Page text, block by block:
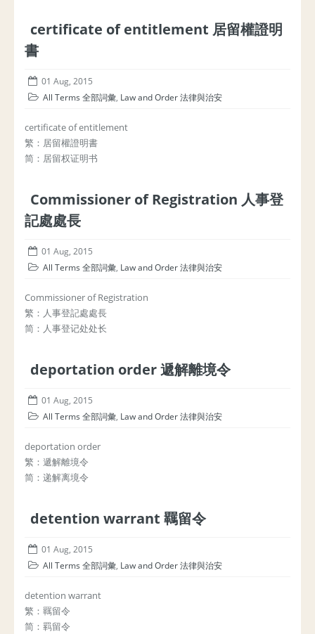
certificate of entitlement 居留權證明
書
01 Aug, 2015
All Terms 全部詞彙, Law and Order 法律與治安
certificate of entitlement
繁：居留權證明書
简：居留权证明书
Commissioner of Registration 人事登
記處處長
01 Aug, 2015
All Terms 全部詞彙, Law and Order 法律與治安
Commissioner of Registration
繁：人事登記處處長
简：人事登记处处长
deportation order 遞解離境令
01 Aug, 2015
All Terms 全部詞彙, Law and Order 法律與治安
deportation order
繁：遞解離境令
简：递解离境令
detention warrant 羈留令
01 Aug, 2015
All Terms 全部詞彙, Law and Order 法律與治安
detention warrant
繁：羈留令
简：羁留令